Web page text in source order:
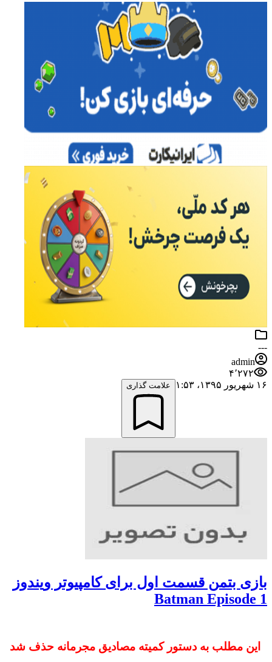
---
admin
۴٬۲۷۲
۱۶ شهریور ۱۳۹۵،‏ ۱:۵۳
علامت گذاری
بازی بتمن قسمت اول برای کامپیوتر ویندوز
Batman Episode 1
این مطلب به دستور کمیته مصادیق مجرمانه حذف شد